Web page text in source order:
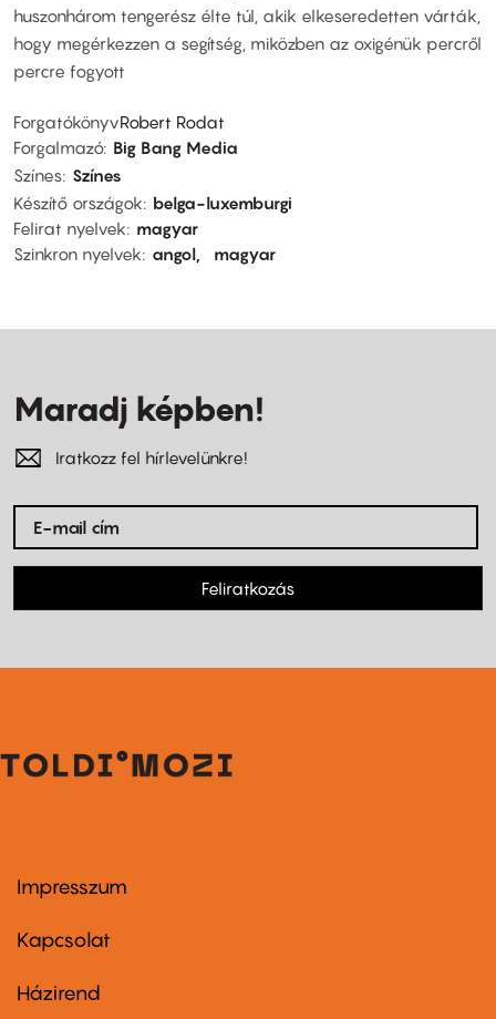
huszonhárom tengerész élte túl, akik elkeseredetten várták,
hogy megérkezzen a segítség, miközben az oxigénük percről
percre fogyott
ForgatókönyvRobert Rodat
Forgalmazó Big Bang Media
Színes Színes
Készítő országok
belga-luxemburgi
Felirat nyelvek
magyar
Szinkron nyelvek
angol magyar
Maradj képben!
Iratkozz fel hírlevelünkre!
Feliratkozás
Footer
first
Impresszum
Kapcsolat
Footer
Házirend